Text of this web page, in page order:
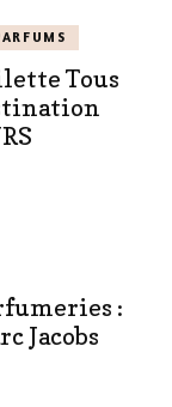
Tous
:
Jacobs